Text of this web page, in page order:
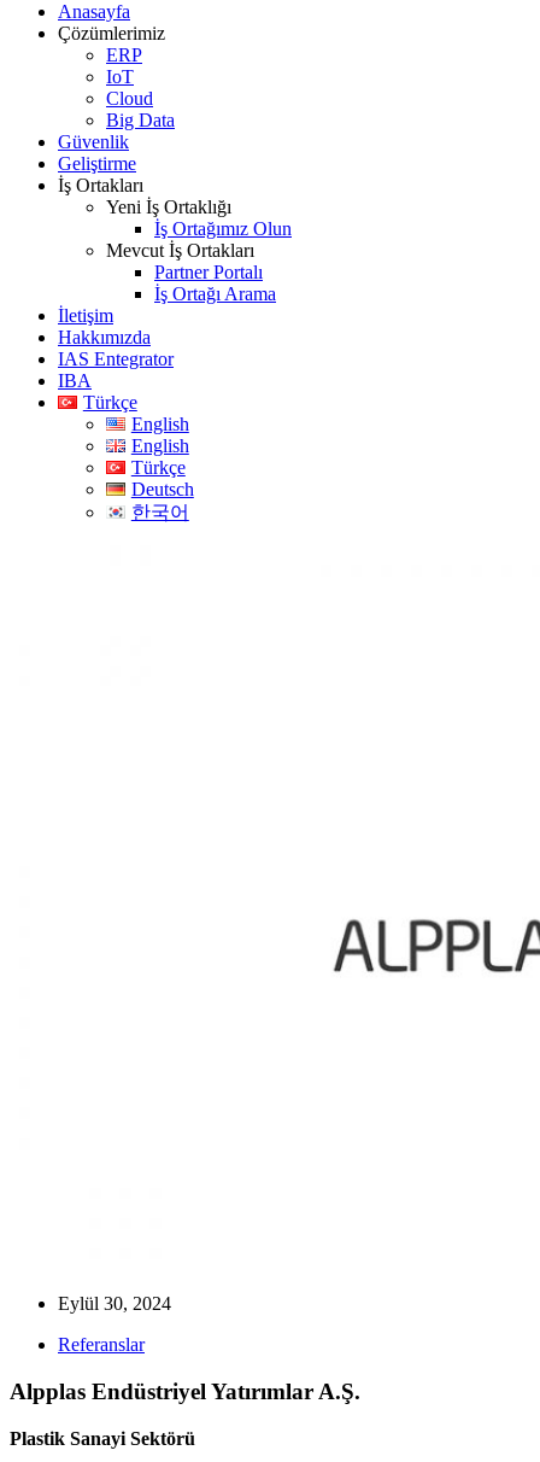
Anasayfa
Çözümlerimiz
ERP
IoT
Cloud
Big Data
Güvenlik
Geliştirme
İş Ortakları
Yeni İş Ortaklığı
İş Ortağımız Olun
Mevcut İş Ortakları
Partner Portalı
İş Ortağı Arama
İletişim
Hakkımızda
IAS Entegrator
IBA
Türkçe
English
English
Türkçe
Deutsch
한국어
Eylül 30, 2024
Referanslar
Alpplas Endüstriyel Yatırımlar A.Ş.
Plastik Sanayi Sektörü